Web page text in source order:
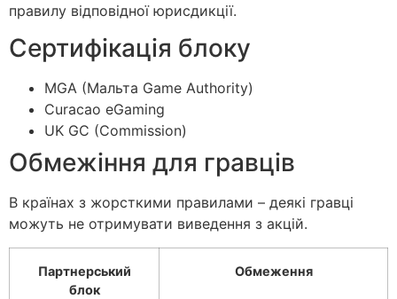
правилу відповідної юрисдикції.
Сертифікація блоку
MGA (Мальта Game Authority)
Curacao eGaming
UK GC (Commission)
Обмежіння для гравців
В країнах з жорсткими правилами – деякі гравці
можуть не отримувати виведення з акцій.
Партнерський
блок
Обмеження